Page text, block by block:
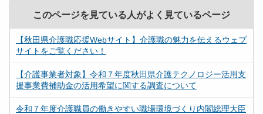
このページを見ている人がよく見ているページ
【秋田県介護職応援Webサイト】介護職の魅力を伝えるウェブ
サイトをご覧ください！
【介護事業者対象】令和７年度秋田県介護テクノロジー活用支
援事業費補助金の活用希望に関する調査について
令和７年度介護職員の働きやすい職場環境づくり内閣総理大臣